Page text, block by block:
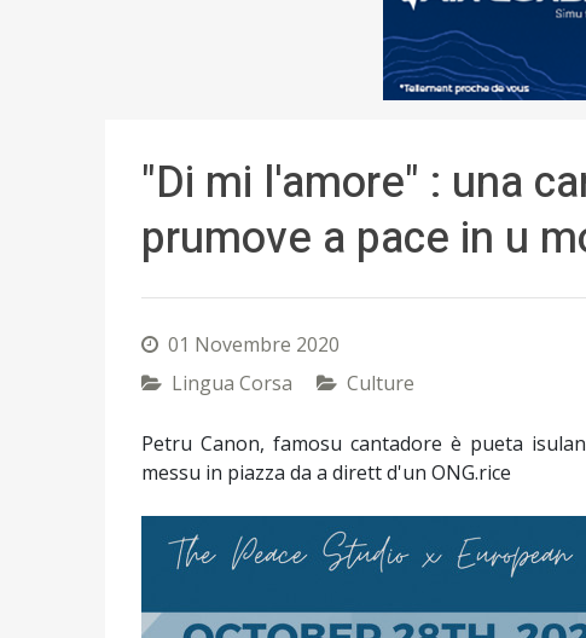
"Di mi l'amore" : una
prumove a pace in u
01 Novembre 2020
Lingua Corsa
Culture
Petru Canon, famosu cantadore è pueta
messu in piazza da a dirett d'un ONG.rice